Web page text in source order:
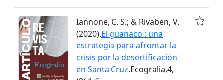
Iannone, C. S.; & Rivaben, V.
(2020).El guanaco : una
estrategia para afrontar la
crisis por la desertificación
en Santa Cruz.Ecogralia,4,